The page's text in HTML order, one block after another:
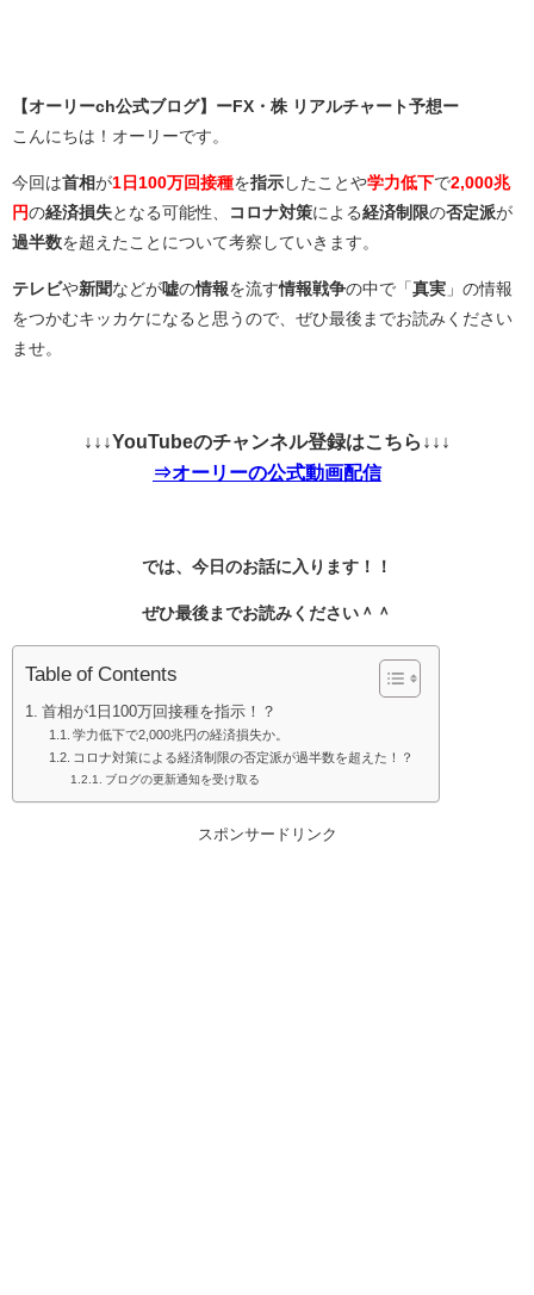
【オーリーch公式ブログ】ーFX・株 リアルチャート予想ー
こんにちは！オーリーです。
今回は首相が1日100万回接種を指示 したことや学力低下で2,000兆
円の経済損失となる可能性、 コロナ対策による経済制限の否定派が
過半数を超えたことについて考察していきます。
テレビや新聞などが嘘の情報を流す情報戦争の中で「 真実 」の情報
をつかむキッカケになると思うので、ぜひ最後までお読みください
ませ。
↓↓↓YouTubeのチャンネル登録はこちら↓↓↓
⇒オーリーの公式動画配信
では、今日のお話に入ります！！
ぜひ最後までお読みください＾＾
Table of Contents
首相が1日100万回接種を指示！？
学力低下で2,000兆円の経済損失か。
コロナ対策による経済制限の否定派が過半数を超えた！？
ブログの更新通知を受け取る
スポンサードリンク